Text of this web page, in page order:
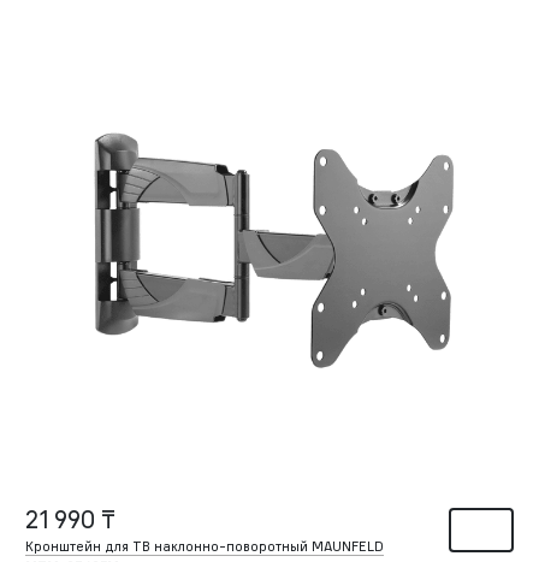
21 990 ₸
Кронштейн для ТВ наклонно-поворотный MAUNFELD